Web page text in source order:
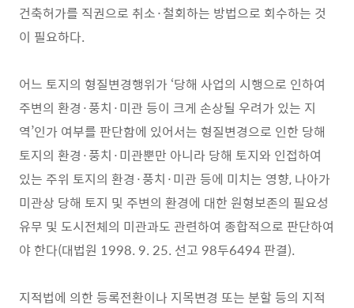
건축허가를 직권으로 취소·철회하는 방법으로 회수하는 것
이 필요하다.
어느 토지의 형질변경행위가 ‘당해 사업의 시행으로 인하여
주변의 환경·풍치·미관 등이 크게 손상될 우려가 있는 지
역’인가 여부를 판단함에 있어서는 형질변경으로 인한 당해
토지의 환경·풍치·미관뿐만 아니라 당해 토지와 인접하여
있는 주위 토지의 환경·풍치·미관 등에 미치는 영향, 나아가
미관상 당해 토지 및 주변의 환경에 대한 원형보존의 필요성
유무 및 도시전체의 미관과도 관련하여 종합적으로 판단하여
야 한다(대법원 1998. 9. 25. 선고 98두6494 판결).
지적법에 의한 등록전환이나 지목변경 또는 분할 등의 지적